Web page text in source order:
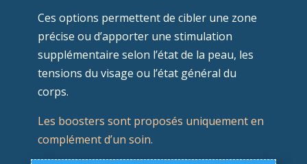
Ces options permettent de cibler une zone
précise ou d’apporter une stimulation
supplémentaire selon l’état de la peau, les
tensions du visage ou l’état général du
corps.
Les boosters sont proposés uniquement en
complément d’un soin.